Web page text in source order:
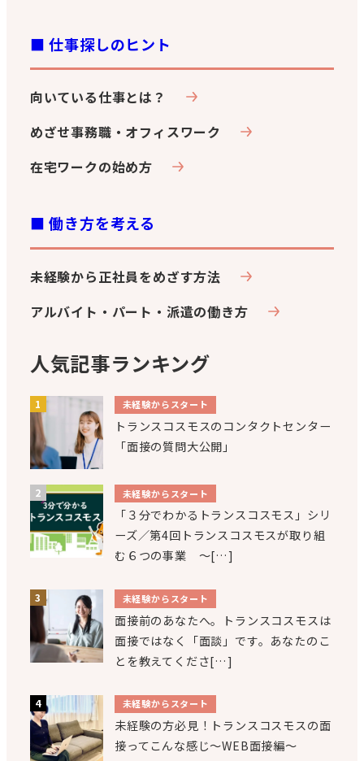
■ 仕事探しのヒント
向いている仕事とは？
めざせ事務職・オフィスワーク
在宅ワークの始め方
■ 働き方を考える
未経験から正社員をめざす方法
アルバイト・パート・派遣の働き方
人気記事ランキング
未経験からスタート
トランスコスモスのコンタクトセンター
「面接の質問大公開」
未経験からスタート
「３分でわかるトランスコスモス」シリ
ーズ／第4回トランスコスモスが取り組
む６つの事業 ～[…]
未経験からスタート
面接前のあなたへ。トランスコスモスは
面接ではなく「面談」です。あなたのこ
とを教えてくださ[…]
未経験からスタート
未経験の方必見！トランスコスモスの面
接ってこんな感じ～WEB面接編～